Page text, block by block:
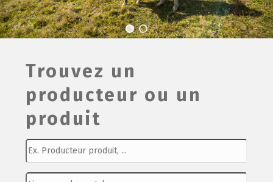
Trouvez un
producteur ou un
produit
Guide de la vente directe
Film de présentation
Fête Marché Paysan